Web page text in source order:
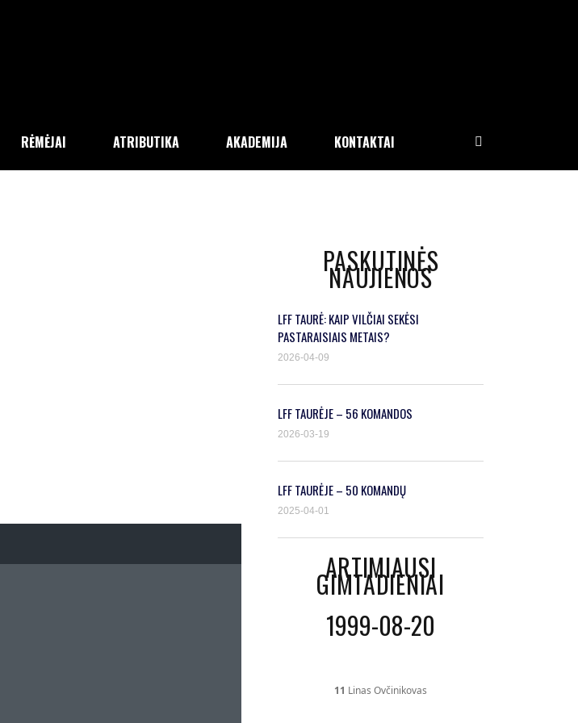
RĖMĖJAI ATRIBUTIKA AKADEMIJA KONTAKTAI
PASKUTINĖS
NAUJIENOS
2026-04-09
LFF TAURĖ: KAIP VILČIAI SEKĖSI
PASTARAISIAIS METAIS?
2026-03-19
LFF TAURĖJE – 56 KOMANDOS
2025-04-01
LFF TAURĖJE – 50 KOMANDŲ
ARTIMIAUSI
GIMTADIENIAI
1999-08-20
11 Linas Ovčinikovas